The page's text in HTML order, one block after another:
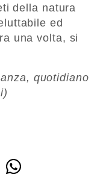
della natura
ed
una volta, si
, quotidiano